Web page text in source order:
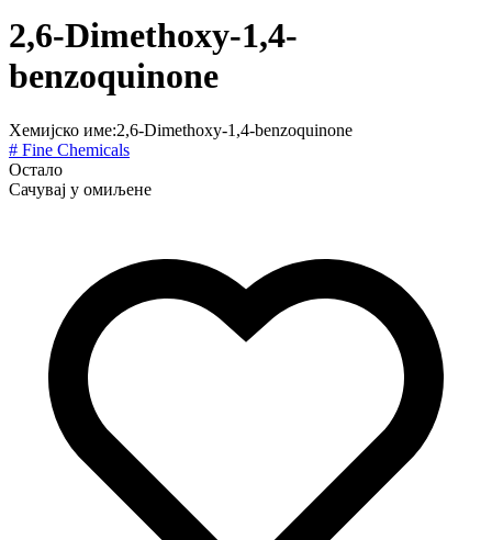
2,6-Dimethoxy-1,4-
benzoquinone
Хемијско име:2,6-Dimethoxy-1,4-benzoquinone
# Fine Chemicals
Остало
Сачувај у омиљене